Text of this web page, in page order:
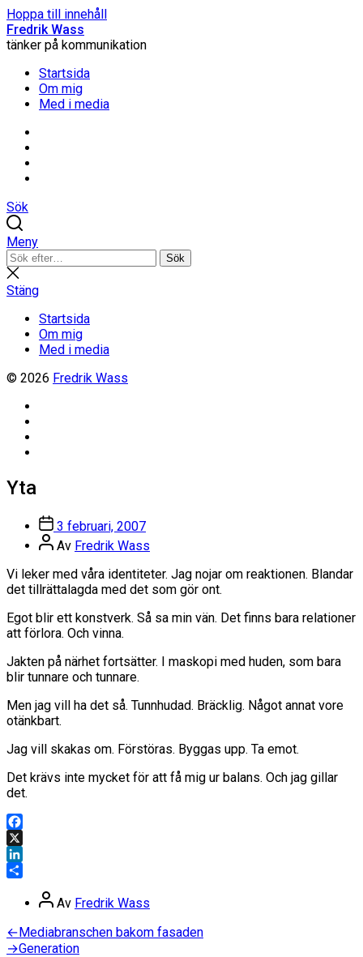
Hoppa till innehåll
Fredrik Wass
tänker på kommunikation
Startsida
Om mig
Med i media
Sök
Meny
Sök
efter:
Sök
Stäng
sökning
Stäng
Startsida
Om mig
Med i media
© 2026 Fredrik Wass
Yta
Inläggsdatum
3 februari, 2007
Inläggsförfattare
Av Fredrik Wass
Vi leker med våra identiteter. Jag nojar om reaktionen. Blandar
det tillrättalagda med det som gör ont.
Egot blir ett konstverk. Så sa min vän. Det finns bara relationer
att förlora. Och vinna.
Jakten på närhet fortsätter. I maskopi med huden, som bara
blir tunnare och tunnare.
Men jag vill ha det så. Tunnhudad. Bräcklig. Något annat vore
otänkbart.
Jag vill skakas om. Förstöras. Byggas upp. Ta emot.
Det krävs inte mycket för att få mig ur balans. Och jag gillar
det.
Facebook
X
LinkedIn
Inläggsförfattare
Av Fredrik Wass
Inläggsnavigering
←Föregående
inlägg:
Mediabranschen bakom fasaden
→Nästa
Generation